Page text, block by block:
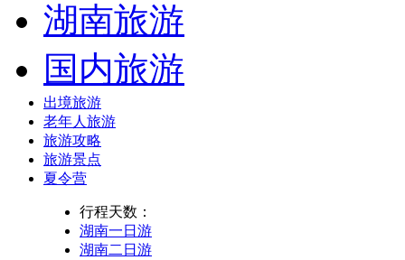
湖南旅游
国内旅游
出境旅游
老年人旅游
旅游攻略
旅游景点
夏令营
行程天数：
湖南一日游
湖南二日游